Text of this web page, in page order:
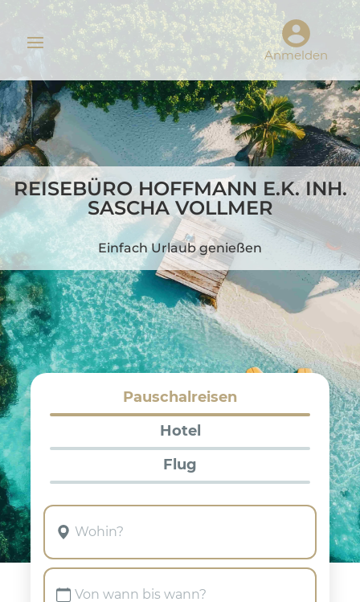
Anmelden
REISEBÜRO HOFFMANN E.K. INH.
SASCHA VOLLMER
Einfach Urlaub genießen
Pauschalreisen
Hotel
Flug